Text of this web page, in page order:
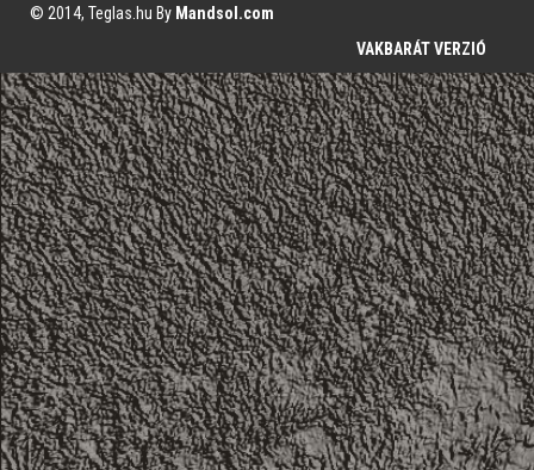
© 2014, Teglas.hu By Mandsol.com
VAKBARÁT VERZIÓ